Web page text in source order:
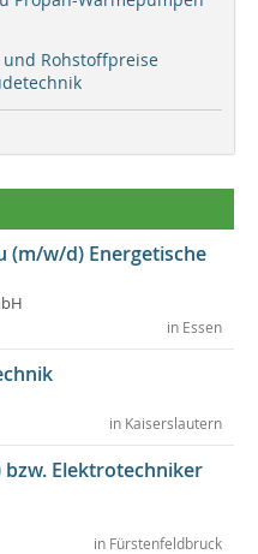
Rohstoffpreise
(m/w/d) Energetische
in Essen
in Kaiserslautern
Elektrotechniker
in Fürstenfeldbruck